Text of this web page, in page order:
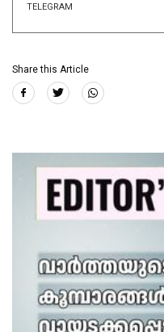
TELEGRAM
Share this Article